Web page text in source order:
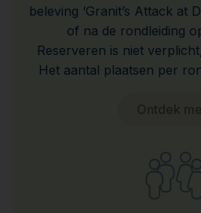
beleving ‘Granit’s Attack at
of na de rondleiding
Reserveren is niet
Het aantal plaatsen per